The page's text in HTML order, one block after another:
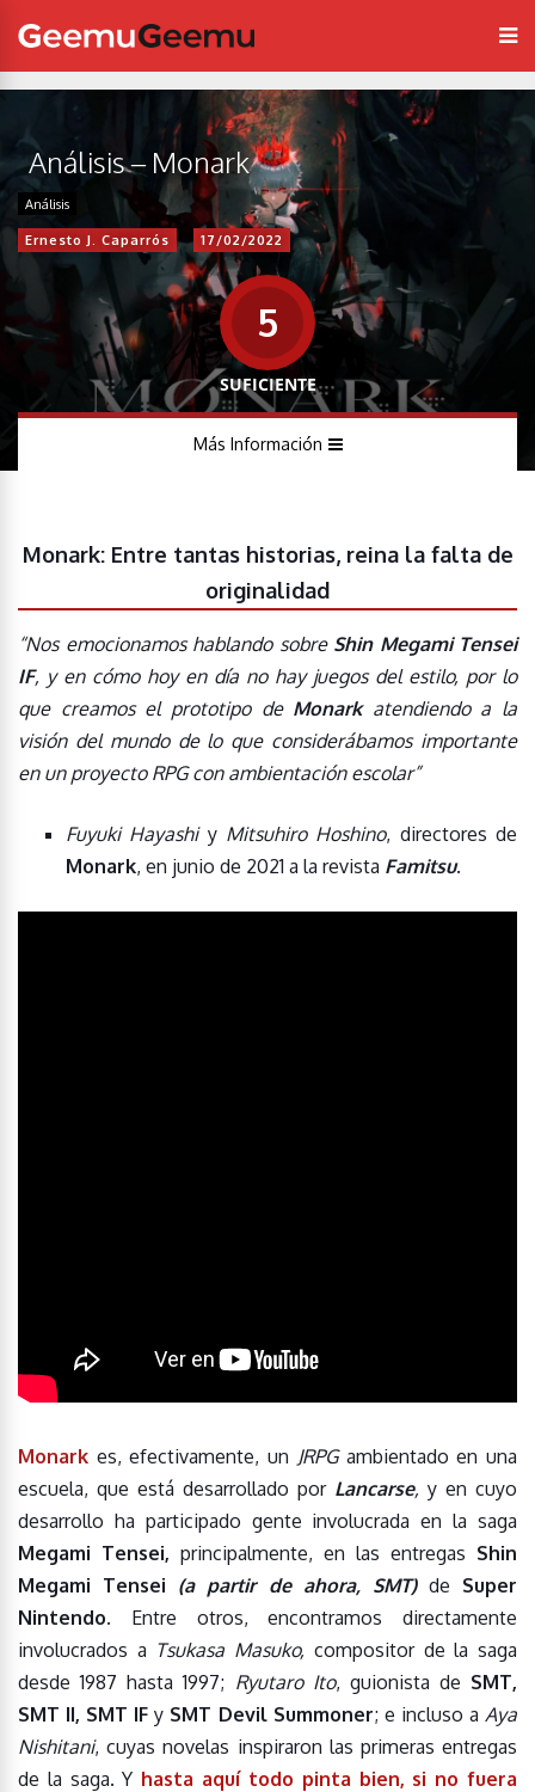
Análisis – Monark
Análisis
Ernesto J. Caparrós 17/02/2022
5
SUFICIENTE
Más Información
Monark: Entre tantas historias, reina la falta de
originalidad
“Nos emocionamos hablando sobre Shin Megami Tensei
IF, y en cómo hoy en día no hay juegos del estilo, por lo
que creamos el prototipo de Monarkatendiendo a la
visión del mundo de lo que considerábamos importante
en un proyecto RPG con ambientación escolar”
Fuyuki Hayashiy Mitsuhiro Hoshino, directores de
Monark, en junio de 2021 a la revista Famitsu.
Monark es, efectivamente, un JRPGambientado en una
escuela, que está desarrollado por Lancarse, y en cuyo
desarrollo ha participado gente involucrada en la saga
Megami Tensei, principalmente, en las entregas Shin
Megami Tensei (a partir de ahora, SMT)de Super
Nintendo. Entre otros, encontramos directamente
involucrados a Tsukasa Masuko, compositor de la saga
desde 1987 hasta 1997; Ryutaro Ito, guionista de SMT,
SMT II, SMT IF y SMT Devil Summoner; e incluso aAya
Nishitani, cuyas novelas inspiraron las primeras entregas
de la saga. Y hasta aquí todo pinta bien, si no fuera